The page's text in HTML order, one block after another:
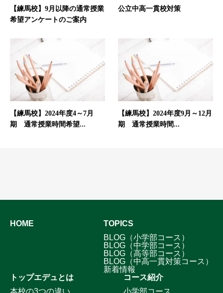
【練馬校】9月以降の通常授業
希望アンケートのご案内
公立中高一貫校対策
【練馬校】2024年度4～7月
期 通常授業時間希望...
【練馬校】2024年度9月～12月
期 通常授業時間...
HOME
TOPICS
BLOG（小学部コース）
BLOG（中学部コース）
BLOG（高等部コース）
BLOG（中高一貫対策コース）
新着情報
トップエデュとは
本校の3つの違い
コース紹介
小学部コース